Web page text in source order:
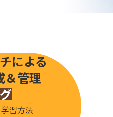
による
＆管理
習方法